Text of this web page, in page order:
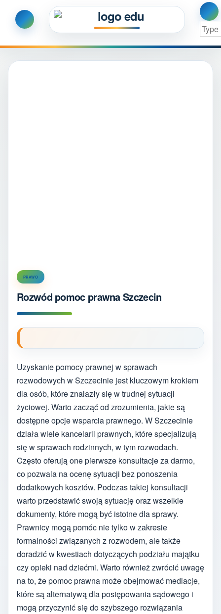
PRAWO
Rozwód pomoc prawna Szczecin
Uzyskanie pomocy prawnej w sprawach
rozwodowych w Szczecinie jest kluczowym krokiem
dla osób, które znalazły się w trudnej sytuacji
życiowej. Warto zacząć od zrozumienia, jakie są
dostępne opcje wsparcia prawnego. W Szczecinie
działa wiele kancelarii prawnych, które specjalizują
się w sprawach rodzinnych, w tym rozwodach.
Często oferują one pierwsze konsultacje za darmo,
co pozwala na ocenę sytuacji bez ponoszenia
dodatkowych kosztów. Podczas takiej konsultacji
warto przedstawić swoją sytuację oraz wszelkie
dokumenty, które mogą być istotne dla sprawy.
Prawnicy mogą pomóc nie tylko w zakresie
formalności związanych z rozwodem, ale także
doradzić w kwestiach dotyczących podziału majątku
czy opieki nad dziećmi. Warto również zwrócić uwagę
na to, że pomoc prawna może obejmować mediacje,
które są alternatywą dla postępowania sądowego i
mogą przyczynić się do szybszego rozwiązania